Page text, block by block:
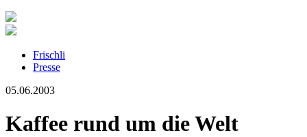
Frischli
Presse
05.06.2003
Kaffee rund um die Welt